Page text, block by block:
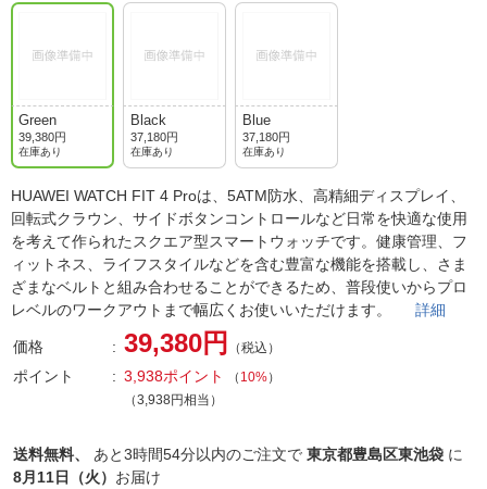
Green
39,380円
在庫あり
Black
37,180円
在庫あり
Blue
37,180円
在庫あり
HUAWEI WATCH FIT 4 Proは、5ATM防水、高精細ディスプレイ、
回転式クラウン、サイドボタンコントロールなど日常を快適な使用
を考えて作られたスクエア型スマートウォッチです。健康管理、フ
ィットネス、ライフスタイルなどを含む豊富な機能を搭載し、さま
ざまなベルトと組み合わせることができるため、普段使いからプロ
レベルのワークアウトまで幅広くお使いいただけます。 詳細
価格 39,380円 （税込）
ポイント 3,938ポイント （ 10%）
（3,938円相当）
送料無料、 あと3時間54分以内のご注文で 東京都豊島区東池袋 に
8月11日（火） お届け